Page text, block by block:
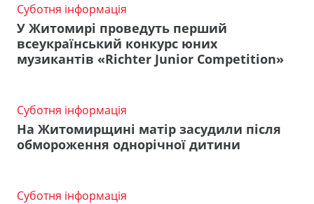
Суботня інформація
У Житомирі проведуть перший
всеукраїнський конкурс юних
музикантів «Richter Junior Competition»
Суботня інформація
На Житомирщині матір засудили після
обмороження однорічної дитини
Суботня інформація